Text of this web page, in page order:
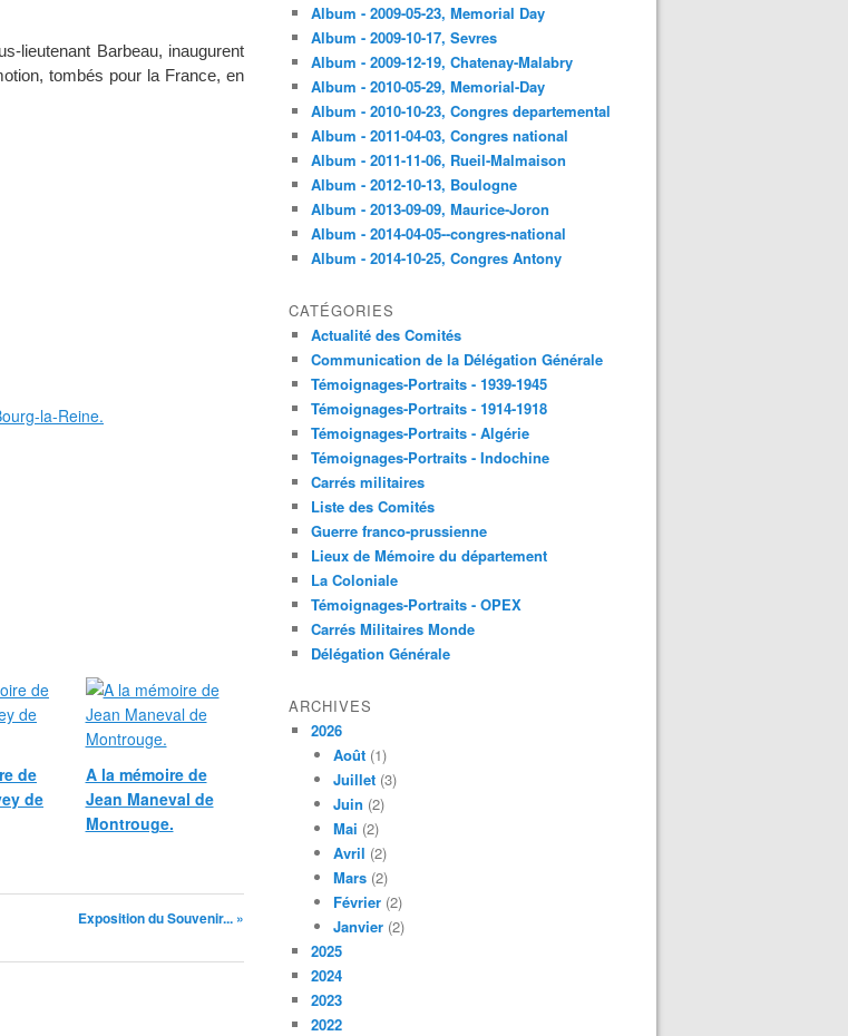
lieutenant Barbeau, inaugurent
tombés pour la France, en
de
de
A la mémoire de
Jean Maneval de
Montrouge.
Exposition du Souvenir... »
Album - 2009-05-23, Memorial Day
Album - 2009-10-17, Sevres
Album - 2009-12-19, Chatenay-Malabry
Album - 2010-05-29, Memorial-Day
Album - 2010-10-23, Congres departemental
Album - 2011-04-03, Congres national
Album - 2011-11-06, Rueil-Malmaison
Album - 2012-10-13, Boulogne
Album - 2013-09-09, Maurice-Joron
Album - 2014-04-05--congres-national
Album - 2014-10-25, Congres Antony
CATÉGORIES
Actualité des Comités
Communication de la Délégation Générale
Témoignages-Portraits - 1939-1945
Témoignages-Portraits - 1914-1918
Témoignages-Portraits - Algérie
Témoignages-Portraits - Indochine
Carrés militaires
Liste des Comités
Guerre franco-prussienne
Lieux de Mémoire du département
La Coloniale
Témoignages-Portraits - OPEX
Carrés Militaires Monde
Délégation Générale
ARCHIVES
2026
Août (1)
Juillet (3)
Juin (2)
Mai (2)
Avril (2)
Mars (2)
Février (2)
Janvier (2)
2025
2024
2023
2022